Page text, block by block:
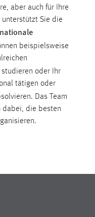
aber auch für Ihre
unterstützt Sie die
beispielsweise
studieren oder Ihr
tätigen oder
Das Team
dabei, die besten